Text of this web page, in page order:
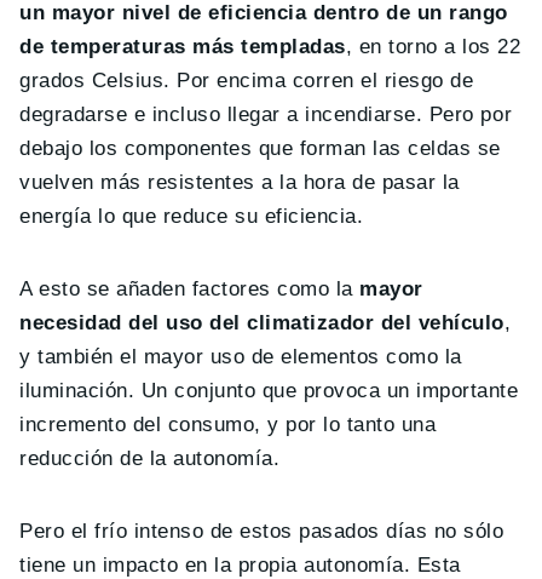
un mayor nivel de eficiencia dentro de un rango
de temperaturas más templadas, en torno a los 22
grados Celsius. Por encima corren el riesgo de
degradarse e incluso llegar a incendiarse. Pero por
debajo los componentes que forman las celdas se
vuelven más resistentes a la hora de pasar la
energía lo que reduce su eficiencia.
A esto se añaden factores como la mayor
necesidad del uso del climatizador del vehículo,
y también el mayor uso de elementos como la
iluminación. Un conjunto que provoca un importante
incremento del consumo, y por lo tanto una
reducción de la autonomía.
Pero el frío intenso de estos pasados días no sólo
tiene un impacto en la propia autonomía. Esta